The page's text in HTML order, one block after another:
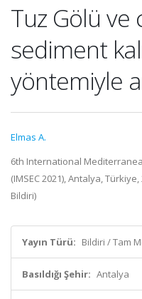
Tuz Gölü ve
sediment
yöntemiyle
Elmas A.
6th International
(IMSEC 2021), Antalya,
Bildiri)
Yayın Türü: Bildiri / Tam
Basıldığı Şehir: Antalya